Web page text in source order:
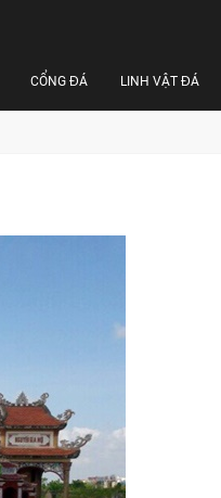
CỔNG ĐÁ LINH VẬT ĐÁ